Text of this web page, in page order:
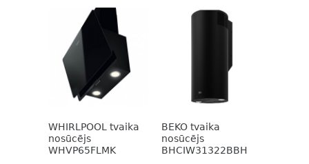
WHIRLPOOL tvaika
nosūcējs
WHVP65FLMK
BEKO tvaika
nosūcējs
BHCIW31322BBH